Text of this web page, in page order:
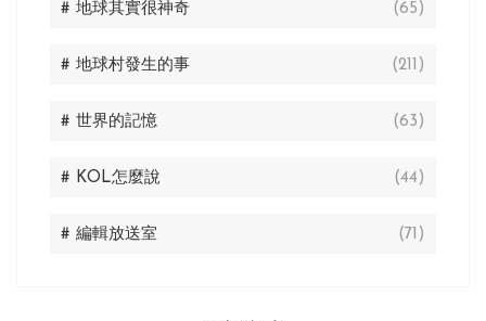
# 地球其實很神奇 (65)
# 地球村發生的事 (211)
# 世界的記憶 (63)
# KOL怎麼說 (44)
# 編輯放送室 (71)